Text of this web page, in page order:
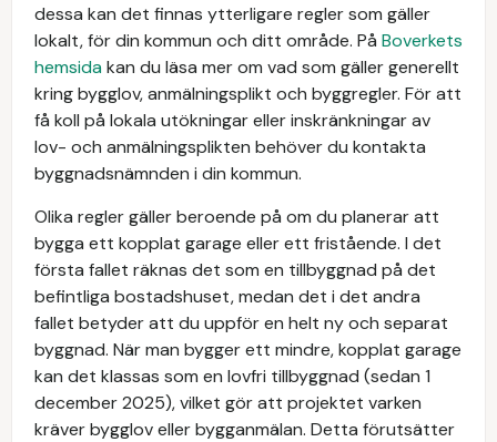
dessa kan det finnas ytterligare regler som gäller
lokalt, för din kommun och ditt område. På Boverkets
hemsidakan du läsa mer om vad som gäller generellt
kring bygglov, anmälningsplikt och byggregler. För att
få koll på lokala utökningar eller inskränkningar av
lov- och anmälningsplikten behöver du kontakta
byggnadsnämnden i din kommun.
Olika regler gäller beroende på om du planerar att
bygga ett kopplat garage eller ett fristående. I det
första fallet räknas det som en tillbyggnad på det
befintliga bostadshuset, medan det i det andra
fallet betyder att du uppför en helt ny och separat
byggnad. När man bygger ett mindre, kopplat garage
kan det klassas som en lovfri tillbyggnad (sedan 1
december 2025), vilket gör att projektet varken
kräver bygglov eller bygganmälan. Detta förutsätter